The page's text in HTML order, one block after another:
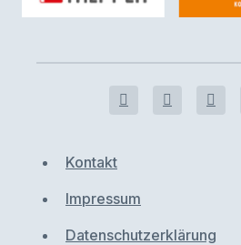
Kontakt
Impressum
Datenschutzerklärung